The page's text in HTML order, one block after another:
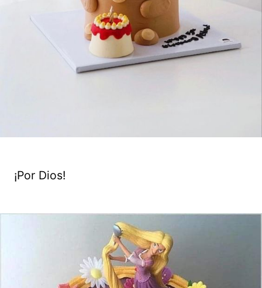
¡Por Dios!